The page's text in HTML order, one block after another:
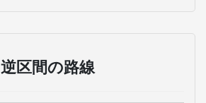
逆区間の路線